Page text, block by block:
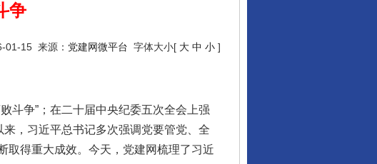
争
01-15 来源： 党建网微平台 字体大小[ 大 中 小 ]
争”；在二十届中央纪委五次全会上强
，习近平总书记多次强调党要管党、全
取得重大成效。今天，党建网梳理了习近